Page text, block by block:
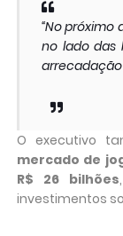
“No próximo
no lado das
arrecadação
O executivo
mercado de
R$ 26 bilhões
investimentos